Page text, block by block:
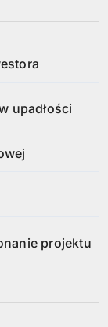
upadłości
projektu